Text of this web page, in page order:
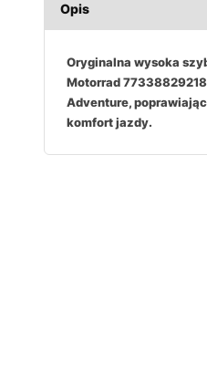
Opis
Oryginalna wysoka
Motorrad
Adventure,
komfort jazdy.